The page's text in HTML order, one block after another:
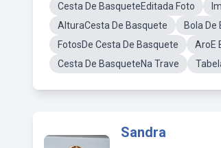
Cesta De BasqueteEditada Foto
AlturaCesta De Basquete
Bola De
FotosDe Cesta De Basquete
AroE
Cesta De BasqueteNa Trave
Sandra